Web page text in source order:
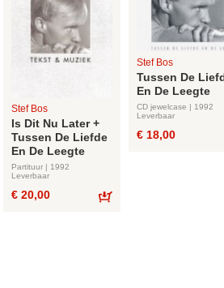
Stef Bos
Is Dit Nu Later +
Tussen De Liefde
En De Leegte
Partituur | 1992
Leverbaar
€ 20,00
Stef Bos
Tussen De
En De Leegte
CD jewelcase | 1992
Leverbaar
€ 18,00